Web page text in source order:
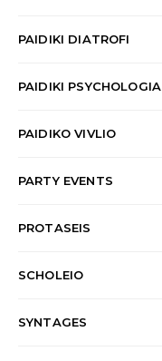
PAIDIKI DIATROFI
PAIDIKI PSYCHOLOGIA
PAIDIKO VIVLIO
PARTY EVENTS
PROTASEIS
SCHOLEIO
SYNTAGES